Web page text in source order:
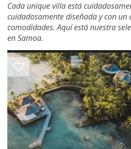
Cada unique villa está
cuidadosamente diseñada y con
comodidades. Aquí está nuestra
en Samoa.